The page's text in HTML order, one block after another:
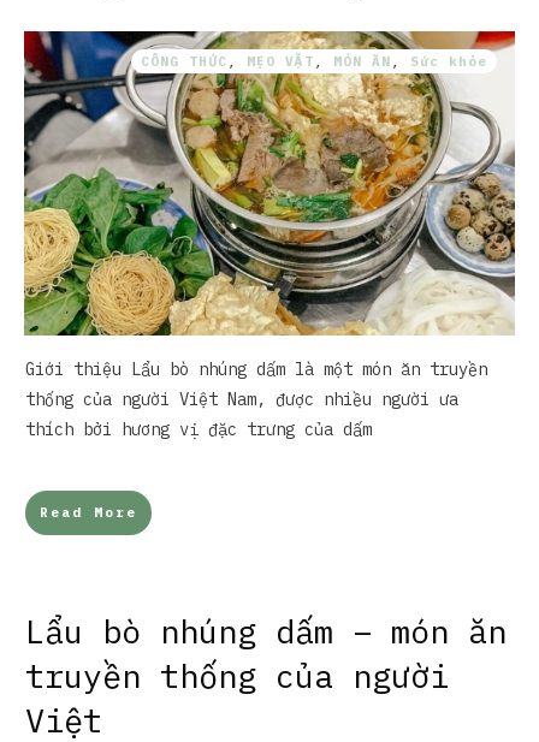
CÔNG THỨC MẸO VẶT MÓN ĂN Sức khỏe
Giới thiệu Lẩu bò nhúng dấm là một món ăn truyền
thống của người Việt Nam, được nhiều người ưa
thích bởi hương vị đặc trưng của dấm
Read More
Lẩu bò nhúng dấm – món ăn
truyền thống của người
Việt